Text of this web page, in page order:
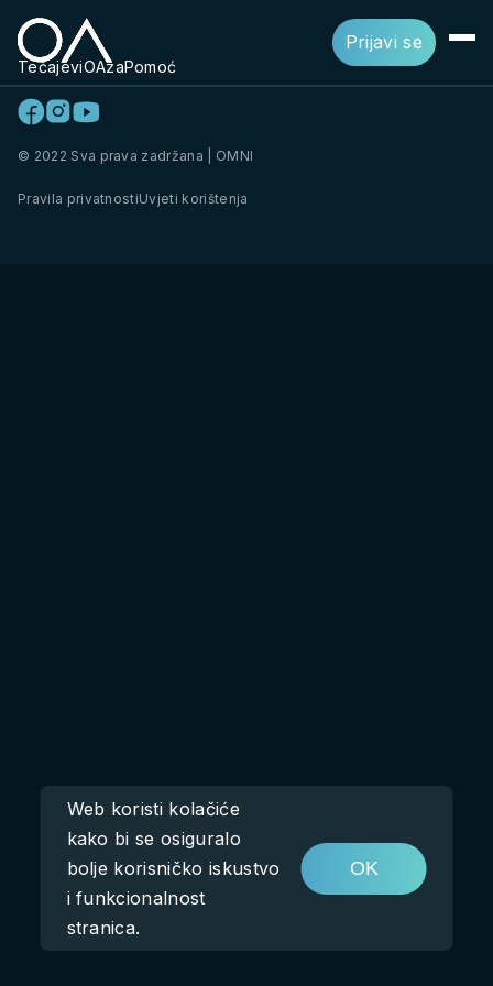
Prijavi se
Web koristi kolačiće
kako bi se osiguralo
bolje korisničko iskustvo
i funkcionalnost
stranica.
OK
TečajeviOAzaPomoć
© 2022 Sva prava zadržana | OMNI
Pravila privatnostiUvjeti korištenja